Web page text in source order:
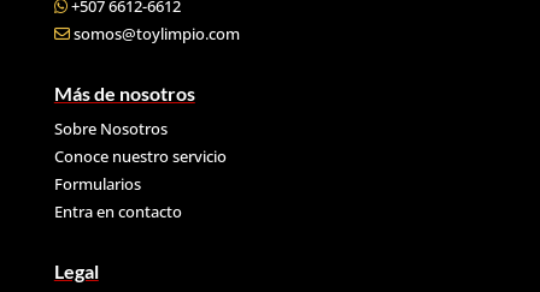
+507 6612-6612
somos@toylimpio.com
Más de nosotros
Sobre Nosotros
Conoce nuestro servicio
Formularios
Entra en contacto
Legal